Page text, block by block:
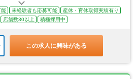
能 未経験者も応募可能
産休・育休取得実績有り
店舗数30以上 積極採用中
この求人に興味がある